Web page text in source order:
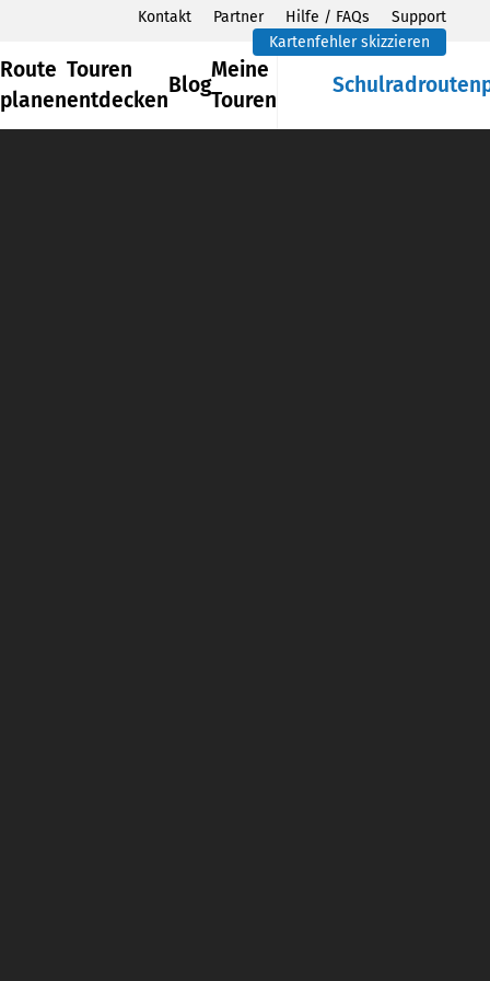
Kontakt Partner Hilfe / FAQs
Support
Kartenfehler skizzieren
Route
planen
Touren
entdecken
Blog
Meine
Touren